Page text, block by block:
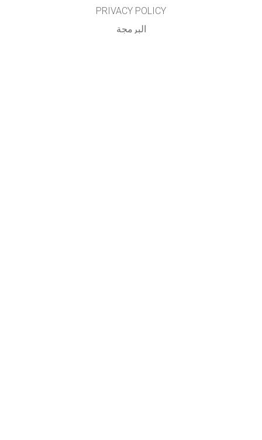
PRIVACY POLICY
البرمجة